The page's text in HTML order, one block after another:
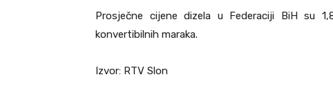
Prosječne cijene dizela u Federaciji BiH su
konvertibilnih maraka.
Izvor: RTV Slon